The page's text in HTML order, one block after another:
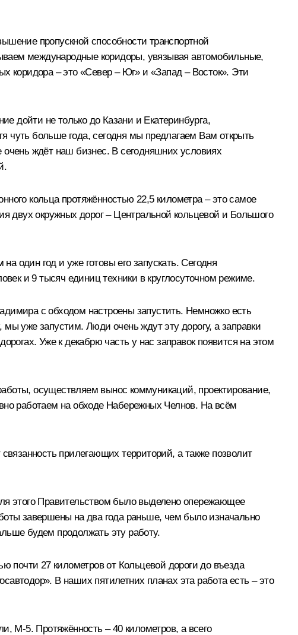
пропускной способности транспортной
международные коридоры, увязывая автомобильные,
коридора – это «Север – Юг» и «Запад – Восток». Эти
дойти не только до Казани и Екатеринбурга,
чуть больше года, сегодня мы предлагаем Вам открыть
ждёт наш бизнес. В сегодняшних условиях
кольца протяжённостью 22,5 километра – это самое
двух окружных дорог – Центральной кольцевой и Большого
один год и уже готовы его запускать. Сегодня
и 9 тысяч единиц техники в круглосуточном режиме.
с обходом настроены запустить. Немножко есть
уже запустим. Люди очень ждут эту дорогу, а заправки
Уже к декабрю часть у нас заправок появится на этом
осуществляем вынос коммуникаций, проектирование,
работаем на обходе Набережных Челнов. На всём
прилегающих территорий, а также позволит
этого Правительством было выделено опережающее
завершены на два года раньше, чем было изначально
будем продолжать эту работу.
почти 27 километров от Кольцевой дороги до въезда
В наших пятилетних планах эта работа есть – это
М-5. Протяжённость – 40 километров, а всего